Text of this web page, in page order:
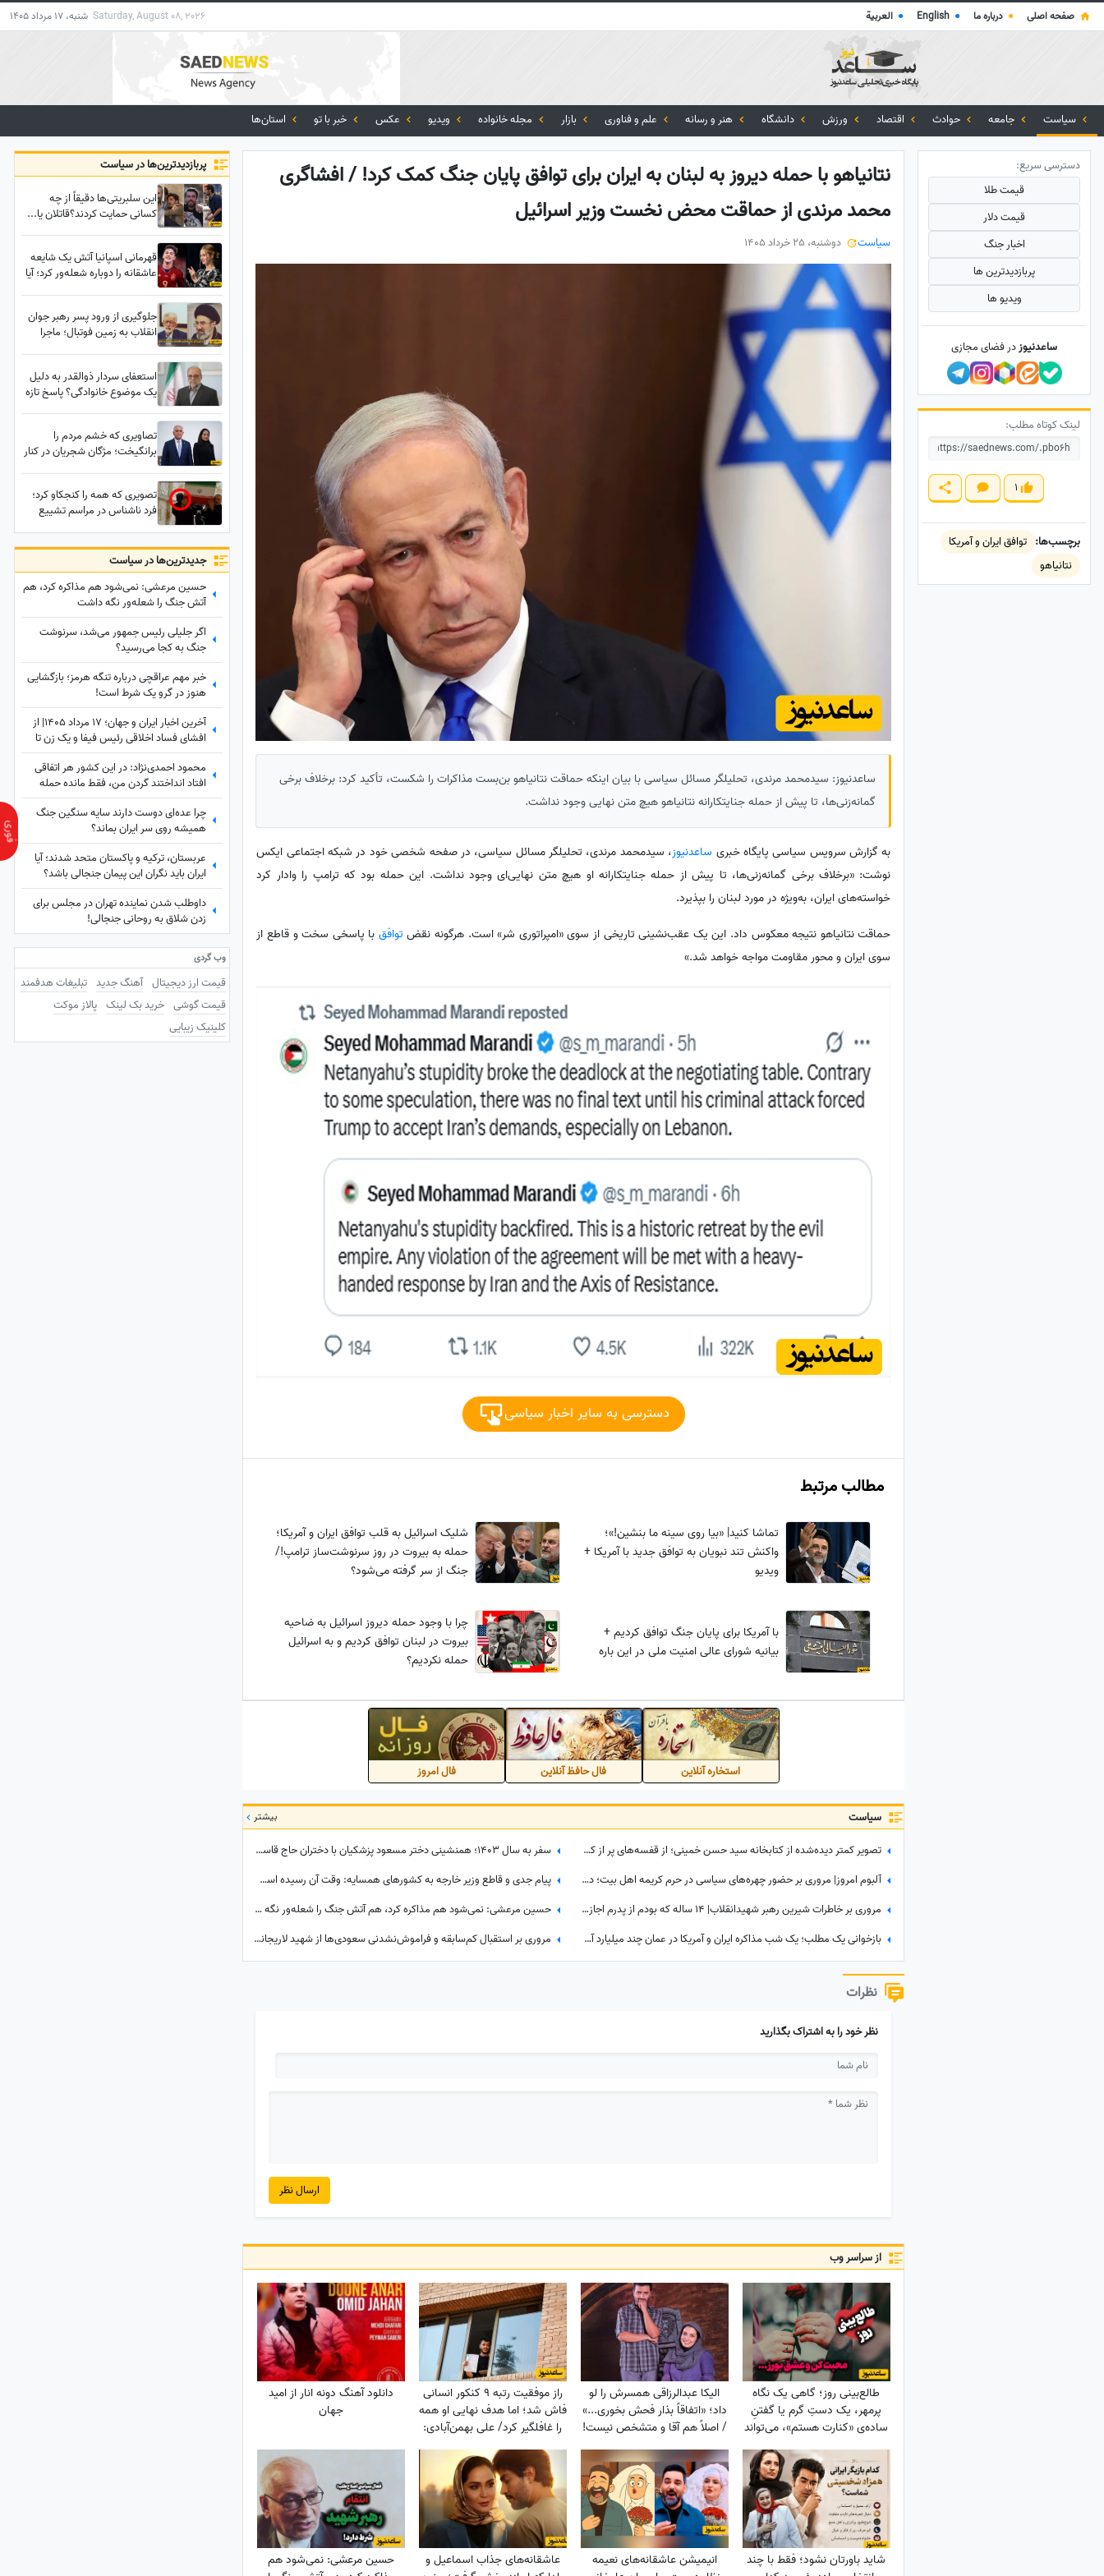
صفحه اصلی ● درباره ما ●
English
● العربية Saturday, August 08, 2026 شنبه، 17 مرداد 1405
سیاست جامعه حوادث اقتصاد ورزش دانشگاه هنر و رسانه علم و فناوری بازار مجله خانواده ویدیو عکس خبر با تو استان‌ها
نتانیاهو با حمله دیروز به لبنان به ایران برای توافق پایان جنگ کمک کرد! / افشاگری
محمد مرندی از حماقت محض نخست وزیر اسرائیل
سیاست دوشنبه، 25 خرداد 1405
ساعدنیوز: سیدمحمد مرندی، تحلیلگر مسائل سیاسی با بیان اینکه حماقت نتانیاهو بن‌بست مذاکرات را شکست، تأکید کرد: برخلاف برخی
گمانه‌زنی‌ها، تا پیش از حمله جنایتکارانه نتانیاهو هیچ متن نهایی‌ وجود نداشت.
به گزارش سرویس سیاسی پایگاه خبری ساعدنیوز، سیدمحمد مرندی، تحلیلگر مسائل سیاسی، در صفحه شخصی خود در شبکه اجتماعی ایکس
نوشت: «برخلاف برخی گمانه‌زنی‌ها، تا پیش از حمله جنایتکارانه او هیچ متن نهایی‌ای وجود نداشت. این حمله بود که ترامپ را وادار کرد
خواسته‌های ایران، به‌ویژه در مورد لبنان را بپذیرد.
حماقت نتانیاهو نتیجه معکوس داد. این یک عقب‌نشینی تاریخی از سوی «امپراتوری شر» است. هرگونه نقض توافق با پاسخی سخت و قاطع از
سوی ایران و محور مقاومت مواجه خواهد شد.»
دسترسی به سایر اخبار سیاسی
مطالب مرتبط
تماشا کنید| «بیا روی سینه ما بنشین!»؛
واکنش تند نبویان به توافق جدید با آمریکا +
ویدیو
شلیک اسرائیل به قلب توافق ایران و آمریکا؛
حمله به بیروت در روز سرنوشت‌ساز ترامپ!/
جنگ از سر گرفته می‌شود؟
با آمریکا برای پایان جنگ توافق کردیم +
بیانیه شورای عالی امنیت ملی در این باره
چرا با وجود حمله دیروز اسرائیل به ضاحیه
بیروت در لبنان توافق کردیم و به اسرائیل
حمله نکردیم؟
استخاره آنلاین فال حافظ آنلاین فال امروز
سیاست بیشتر
تصویر کمتر دیده‌شده از کتابخانه سید حسن خمینی؛ از قفسه‌های پر از کتاب تا قاب عکس رهبر شهید
سفر به سال 1403؛ همنشینی دختر مسعود پزشکیان با دختران حاج قاسم سلیمانی در مراسم تنفیذ ریاست جمهوری+عکس
آلبوم امروز| مروری بر حضور چهره‌های سیاسی در حرم کریمه اهل بیت؛ دست‌های خسته سیاستمداران، گره‌خورده به ضریح امید
پیام جدی و قاطع وزیر خارجه به کشورهای همسایه: وقت آن رسیده است که ...
مروری بر خاطرات شیرین رهبر شهیدانقلاب| 14 ساله که بودم از پدرم اجازه می‌گرفتیم و با برادرم به ییلاق می‌رفتیم شب خسته برمی‌گشتیم و می‌خوابیدیم، پدرم ما را ...
حسین مرعشی: نمی‌شود هم مذاکره کرد، هم آتش جنگ را شعله‌ور نگه داشت
بازخوانی یک مطلب؛ یک شب مذاکره ایران و آمریکا در عمان چند میلیارد آب می‌خورد؟
مروری بر استقبال کم‌سابقه و فراموش‌نشدنی سعودی‌ها از شهید لاریجانی؛ از سلام نظامی تا دست به سینه بودن بن‌سلمان مقابل دبیر فقید شورای عالی امنیت ملی +عکس
نظرات
نظر خود را به اشتراک بگذارید
ارسال نظر
از سراسر وب
طالع‌بینی روز؛ گاهی یک نگاه
پرمهر، یک دستِ گرم یا گفتنِ
ساده‌ی «کنارت هستم»، می‌تواند
قلبی را برای همیشه آرام کند ... /
شنبه 17 مرداد 1405
الیکا عبدالرزاقی همسرش را لو
داد؛ «اتفاقاً بذار فحش بخوری...»
/ اصلاً هم آقا و متشخص نیست!
راز موفقیت رتبه 9 کنکور انسانی
فاش شد؛ اما هدف نهایی او همه
را غافلگیر کرد/ علی بهمن‌آبادی:
می‌خواهم جانم را ...
دانلود آهنگ دونه انار از امید
جهان
شاید باورتان نشود؛ فقط با چند
انیمیشن عاشقانه‌های نعیمه
عاشقانه‌های جذاب اسماعیل و
حسین مرعشی: نمی‌شود هم
پربازدید‌ترین‌ها در سیاست
این سلبریتی‌ها دقیقاً از چه
کسانی حمایت کردند؟قاتلان یا...
قهرمانی اسپانیا آتش یک شایعه
عاشقانه را دوباره شعله‌ور کرد؛ آیا
جلوگیری از ورود پسر رهبر جوان
انقلاب به زمین فوتبال؛ ماجرا
استعفای سردار ذوالقدر به دلیل
یک موضوع خانوادگی؟ پاسخ تازه
تصاویری که خشم مردم را
برانگیخت؛ مژگان شجریان در کنار
تصویری که همه را کنجکاو کرد؛
فرد ناشناس در مراسم تشییع
است؟
جدید‌ترین‌ها در سیاست
حسین مرعشی: نمی‌شود هم مذاکره کرد، هم
آتش جنگ را شعله‌ور نگه داشت
اگر جلیلی رئیس جمهور می‌شد، سرنوشت
جنگ به کجا می‌رسید؟
خبر مهم عراقچی درباره تنگه هرمز؛ بازگشایی
هنوز در گرو یک شرط است!
آخرین اخبار ایران و جهان؛ 17 مرداد 1405| از
افشای فساد اخلاقی رئیس فیفا و یک زن تا
سوژه شدن جوراب‌های شهباز شریف
محمود احمدی‌نژاد: در این کشور هر اتفاقی
افتاد انداختند گردن من، فقط مانده حمله
مغول!
چرا عده‌ای دوست دارند سایه سنگین جنگ
همیشه روی سر ایران بماند؟
عربستان، ترکیه و پاکستان متحد شدند؛ آیا
ایران باید نگران این پیمان جنجالی باشد؟
داوطلب شدن نماینده تهران در مجلس برای
زدن شلاق به روحانی جنجالی!
وب گردی
قیمت ارز دیجیتال آهنگ جدید تبلیغات هدفمند
قیمت گوشی خرید بک لینک پالاز موکت
کلینیک زیبایی
دسترسی سریع:
قیمت طلا
قیمت دلار
اخبار جنگ
پربازدید‌ترین ها
ویدیو ها
ساعدنیوزدر فضای مجازی
لینک کوتاه مطلب:
1
برچسب‌ها: توافق ایران و آمریکا
نتانیاهو